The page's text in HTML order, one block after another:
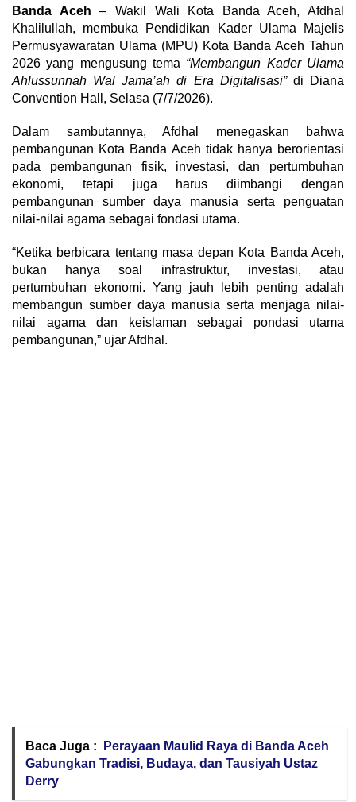
Banda Aceh – Wakil Wali Kota Banda Aceh, Afdhal
Khalilullah, membuka Pendidikan Kader Ulama Majelis
Permusyawaratan Ulama (MPU) Kota Banda Aceh Tahun
2026 yang mengusung tema “Membangun Kader Ulama
Ahlussunnah Wal Jama’ah di Era Digitalisasi”di Diana
Convention Hall, Selasa (7/7/2026).
Dalam sambutannya, Afdhal menegaskan bahwa
pembangunan Kota Banda Aceh tidak hanya berorientasi
pada pembangunan fisik, investasi, dan pertumbuhan
ekonomi, tetapi juga harus diimbangi dengan
pembangunan sumber daya manusia serta penguatan
nilai-nilai agama sebagai fondasi utama.
“Ketika berbicara tentang masa depan Kota Banda Aceh,
bukan hanya soal infrastruktur, investasi, atau
pertumbuhan ekonomi. Yang jauh lebih penting adalah
membangun sumber daya manusia serta menjaga nilai-
nilai agama dan keislaman sebagai pondasi utama
pembangunan,” ujar Afdhal.
Baca Juga :
Perayaan Maulid Raya di Banda Aceh
Gabungkan Tradisi, Budaya, dan Tausiyah Ustaz
Derry